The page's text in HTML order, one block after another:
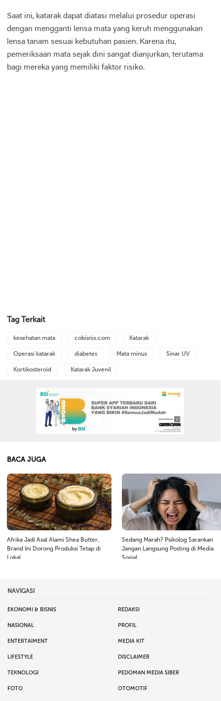
Saat ini, katarak dapat diatasi melalui prosedur operasi
dengan mengganti lensa mata yang keruh menggunakan
lensa tanam sesuai kebutuhan pasien. Karena itu,
pemeriksaan mata sejak dini sangat dianjurkan, terutama
bagi mereka yang memiliki faktor risiko.
Tag Terkait
kesehatan mata cobisnis.com Katarak
Operasi katarak diabetes Mata minus Sinar UV
Kortikosteroid Katarak Juvenil
BACA JUGA
Afrika Jadi Asal Alami Shea Butter,
Brand Ini Dorong Produksi Tetap di
Lokal
Sedang Marah? Psikolog Sarankan
Jangan Langsung Posting di Media
Sosial
NAVIGASI
EKONOMI & BISNIS REDAKSI
NASIONAL PROFIL
ENTERTAIMENT MEDIA KIT
LIFESTYLE DISCLAIMER
TEKNOLOGI PEDOMAN MEDIA SIBER
FOTO OTOMOTIF